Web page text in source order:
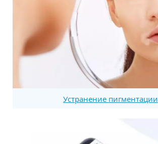
Устранение пигментации